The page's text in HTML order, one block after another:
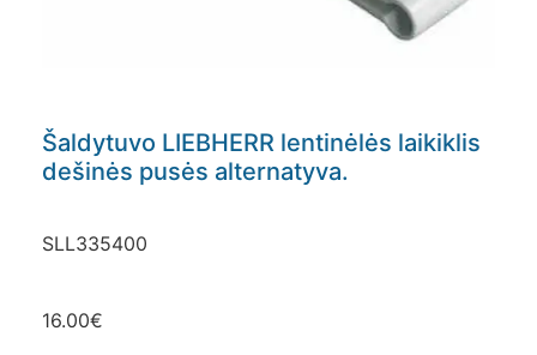
Šaldytuvo LIEBHERR lentinėlės laikiklis
dešinės pusės alternatyva.
SLL335400
16.00€